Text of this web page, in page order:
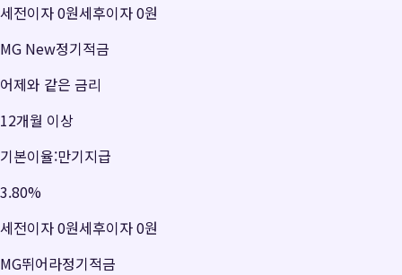
세전이자0원세후이자0원
MG New정기적금
어제와 같은 금리
12개월 이상
기본이율:만기지급
3.80%
세전이자0원세후이자0원
MG뛰어라정기적금